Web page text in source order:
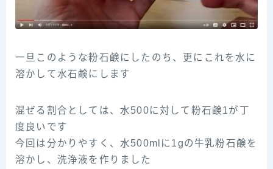
一旦このような粉石鹸にしたのち、更にこれを水に
溶かして水石鹸にします
混ぜる割合としては、水500に対して粉石鹸1が丁
度良いです
今回は分かりやすく、水500mlに1gの牛乳粉石鹸を
溶かし、洗浄液を作りました